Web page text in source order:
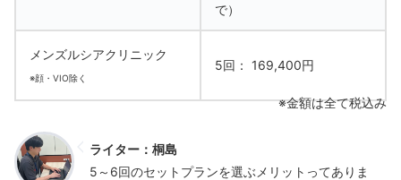
で）
メンズルシアクリニック
※顔・VIO除く
5回： 169,400円
※金額は全て税込み
ライター：桐島
5～6回のセットプランを選ぶメリットってありま